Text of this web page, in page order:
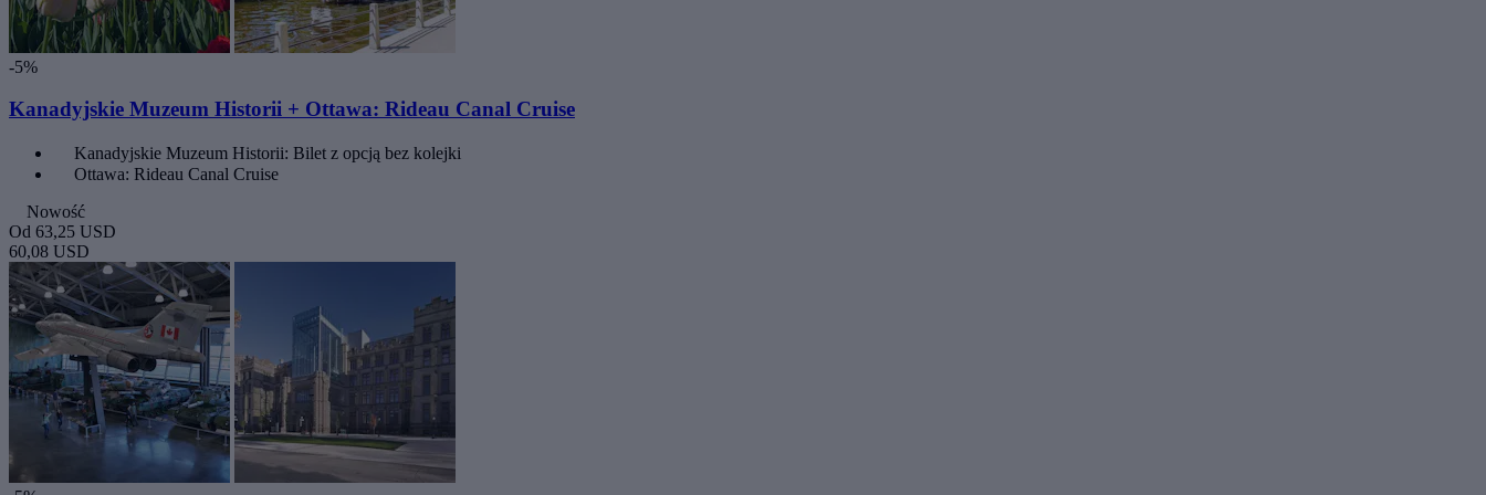
-5%
Kanadyjskie Muzeum Historii + Ottawa: Rideau Canal Cruise
Kanadyjskie Muzeum Historii: Bilet z opcją bez kolejki
Ottawa: Rideau Canal Cruise
Nowość
Od 63,25 USD
60,08 USD